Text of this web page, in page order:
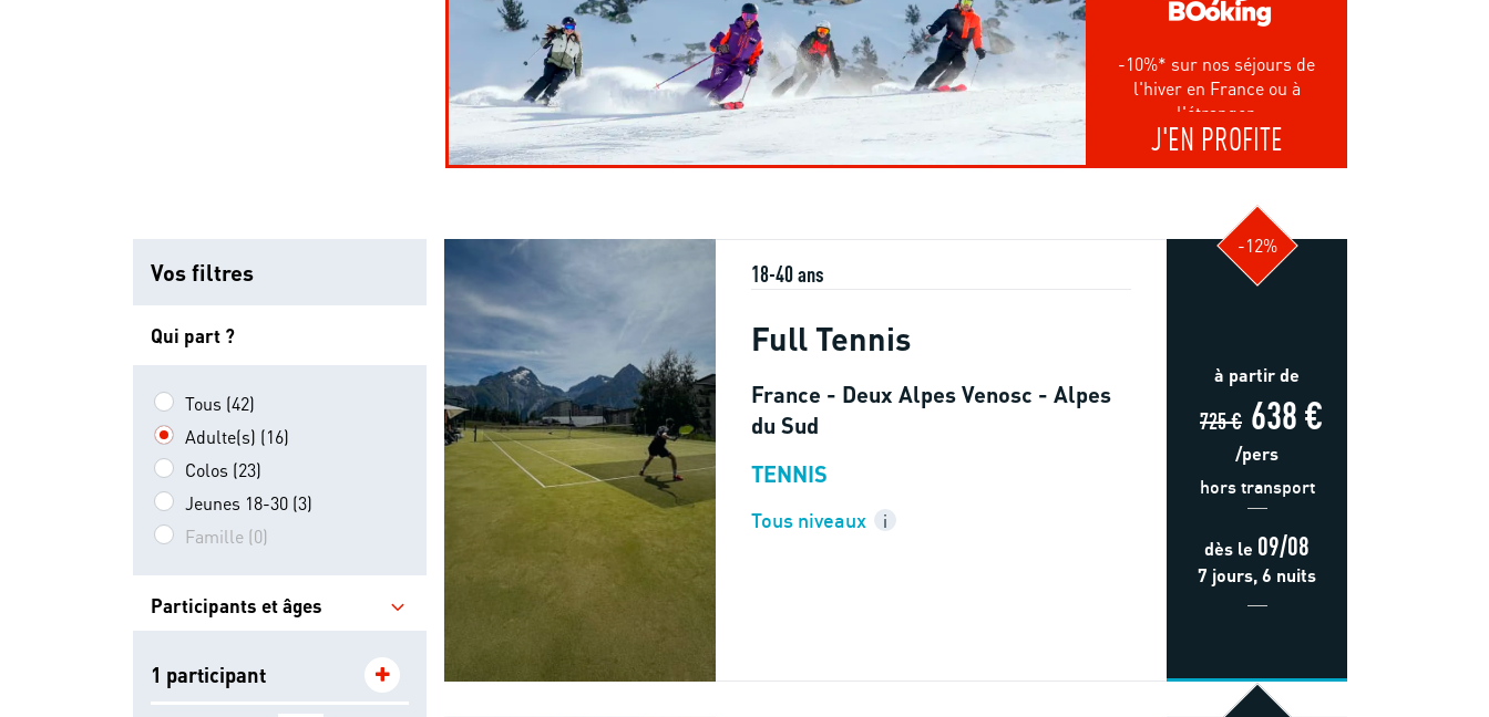
-10%* sur nos séjours de
l'hiver en France ou à
l'étranger.
J'EN PROFITE
Vos filtres
Qui part ?
Tous (42)
Adulte(s) (16)
Colos (23)
Jeunes 18-30 (3)
Famille (0)
Participants et âges
1 participant
18-40 ans
Full Tennis
France - Deux Alpes Venosc - Alpes
du Sud
TENNIS
Tous niveaux i
-12%
à partir de
725 € 638 €
/pers
hors transport
dès le 09/08
7 jours, 6 nuits